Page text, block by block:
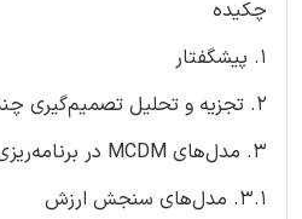
چکیده
1. پیشگفتار
2. تجزیه و تحلیل تصمیم‌گیری چند-معیاری
3. مدل‌های MCDM در برنامه‌ریزی انرژی
3.1. مدل‌های سنجش ارزش